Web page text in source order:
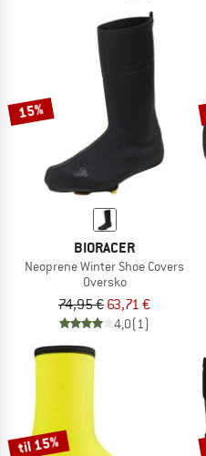
15%
BIORACER
Neoprene Winter Shoe Covers
Oversko
74,95 € 63,71 €
4,0(1)
til 15%